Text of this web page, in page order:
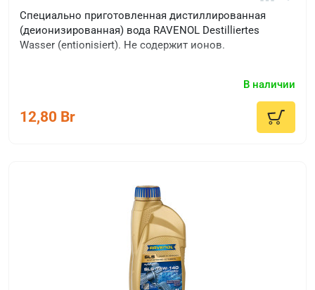
Специально приготовленная дистиллированная
(деионизированная) вода RAVENOL Destilliertes
Wasser (entionisiert). Не содержит ионов.
В наличии
12,80 Br